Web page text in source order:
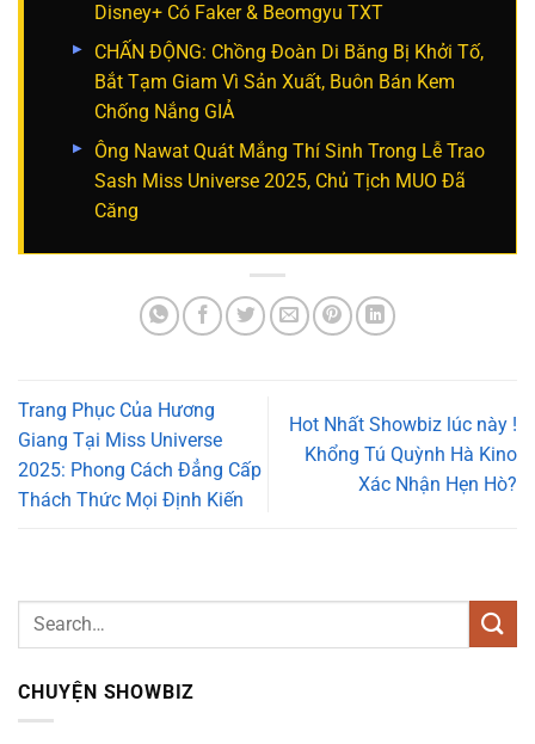
Disney+ Có Faker & Beomgyu TXT
CHẤN ĐỘNG: Chồng Đoàn Di Băng Bị Khởi Tố,
Bắt Tạm Giam Vì Sản Xuất, Buôn Bán Kem
Chống Nắng GIẢ
Ông Nawat Quát Mắng Thí Sinh Trong Lễ Trao
Sash Miss Universe 2025, Chủ Tịch MUO Đã
Căng
Trang Phục Của Hương
Giang Tại Miss Universe
2025: Phong Cách Đẳng Cấp
Thách Thức Mọi Định Kiến
Hot Nhất Showbiz lúc này !
Khổng Tú Quỳnh Hà Kino
Xác Nhận Hẹn Hò?
CHUYỆN SHOWBIZ